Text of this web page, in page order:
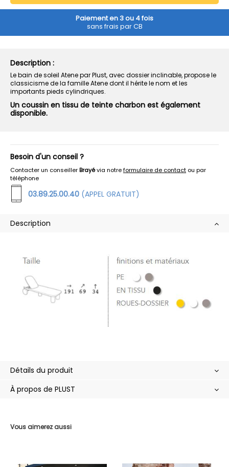
Paiement en 3 ou 4 fois
sans frais par CB
Description :
Le bain de soleil Atene par Plust, avec dossier inclinable, propose le
classicisme de la famille Atene dont il hérite le nom et les
importants pieds cylindriques.
Un coussin en tissu de teinte charbon est également
disponible.
Besoin d'un conseil ?
Contacter un conseillerBrayévia notreformulaire de contact ou par
téléphone
03.89.25.00.40 (APPEL GRATUIT)
Vous aimerez aussi
Description
Détails du produit
À propos de PLUST